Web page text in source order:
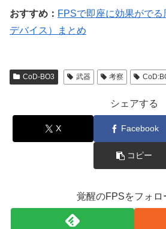
おすすめ： FPSで即座に効果がで
デバイス）まとめ
CoD-BO3 武器 考察
シェアする
X Facebook
コピー
覚醒のFPSをフォロ